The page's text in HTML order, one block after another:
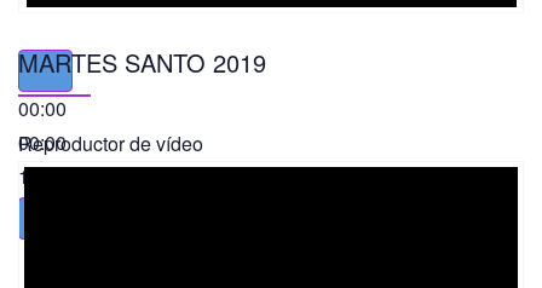
00:00
00:00
11:56
MARTES SANTO 2019
Reproductor de vídeo